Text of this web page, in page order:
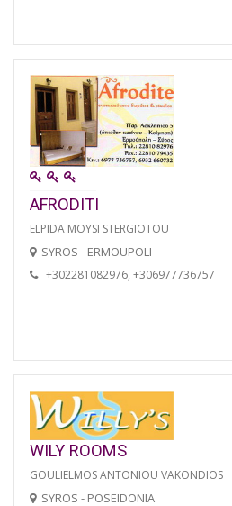
AFRODITI
ELPIDA MOYSI STERGIOTOU
SYROS - ERMOUPOLI
+302281082976, +306977736757
WILY ROOMS
GOULIELMOS ANTONIOU VAKONDIOS
SYROS - POSEIDONIA